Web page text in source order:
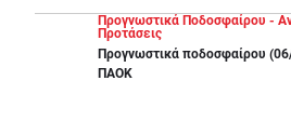
Προγνωστικά Ποδοσφαίρου -
Προτάσεις
Προγνωστικά ποδοσφαίρου
ΠΑΟΚ